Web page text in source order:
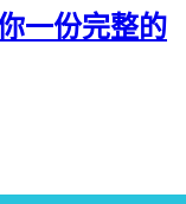
一份完整的